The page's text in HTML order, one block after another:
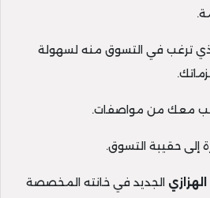
ترغب في التسوق منه لسهولة
الجديد في خانته المخصصة